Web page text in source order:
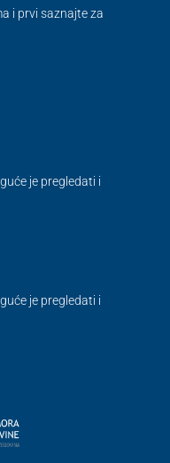
i prvi saznajte za
je pregledati i
je pregledati i